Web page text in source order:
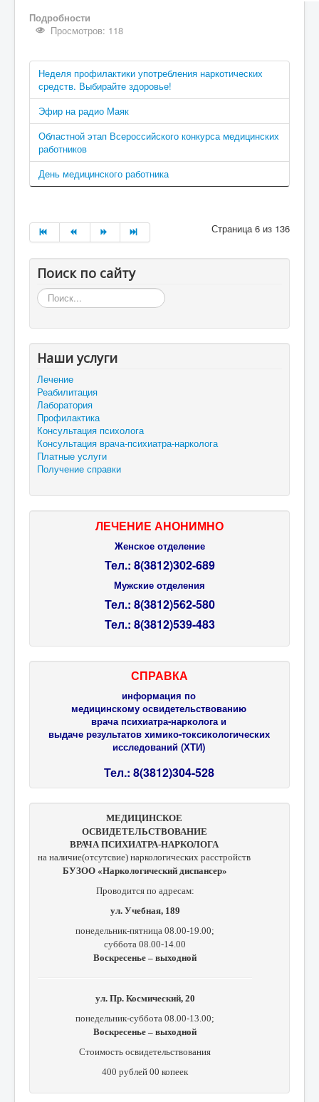
Подробности
Просмотров: 118
Неделя профилактики употребления наркотических
средств. Выбирайте здоровье!
Эфир на радио Маяк
Областной этап Всероссийского конкурса медицинских
работников
День медицинского работника
Страница 6 из 136
Поиск по сайту
Искать...
Наши услуги
Лечение
Реабилитация
Лаборатория
Профилактика
Консультация психолога
Консультация врача-психиатра-нарколога
Платные услуги
Получение справки
ЛЕЧЕНИЕ АНОНИМНО
Женское отделение
Тел.: 8(3812)302-689
Мужские отделения
Тел.: 8(3812)562-580
Тел.: 8(3812)539-483
СПРАВКА
информация по
медицинскому освидетельствованию
врача психиатра-нарколога и
выдаче результатов химико-токсикологических
исследований (ХТИ)
Тел.: 8(3812)304-528
МЕДИЦИНСКОЕ
ОСВИДЕТЕЛЬСТВОВАНИЕ
ВРАЧА ПСИХИАТРА-НАРКОЛОГА
на наличие(отсутсвие) наркологических расстройств
БУЗОО «Наркологический диспансер»
Проводится по адресам:
ул. Учебная, 189
понедельник-пятница 08.00-19.00;
суббота 08.00-14.00
Воскресенье – выходной
ул. Пр. Космический, 20
понедельник-суббота 08.00-13.00;
Воскресенье – выходной
Стоимость освидетельствования
400 рублей 00 копеек